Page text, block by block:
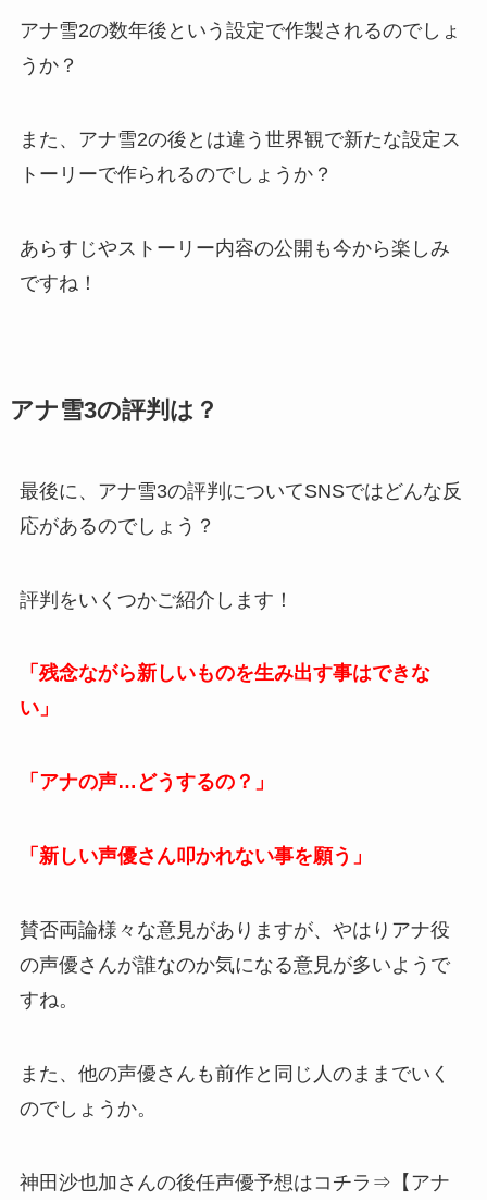
アナ雪2の数年後という設定で作製されるのでしょ
うか？
また、アナ雪2の後とは違う世界観で新たな設定ス
トーリーで作られるのでしょうか？
あらすじやストーリー内容の公開も今から楽しみ
ですね！
アナ雪3の評判は？
最後に、アナ雪3の評判についてSNSではどんな反
応があるのでしょう？
評判をいくつかご紹介します！
「残念ながら新しいものを生み出す事はできな
い」
「アナの声…どうするの？」
「新しい声優さん叩かれない事を願う」
賛否両論様々な意見がありますが、やはりアナ役
の声優さんが誰なのか気になる意見が多いようで
すね。
また、他の声優さんも前作と同じ人のままでいく
のでしょうか。
神田沙也加さんの後任声優予想はコチラ⇒【アナ